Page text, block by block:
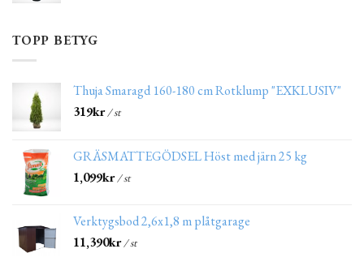
TOPP BETYG
Thuja Smaragd 160-180 cm Rotklump "EXKLUSIV"
319kr/ st
GRÄSMATTEGÖDSEL Höst med järn 25 kg
1,099kr/ st
Verktygsbod 2,6x1,8 m plåtgarage
11,390kr/ st